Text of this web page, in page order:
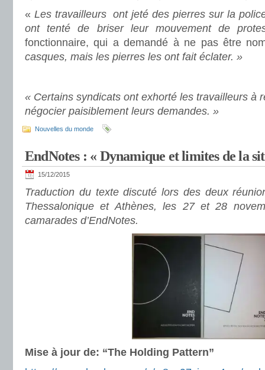
« Les travailleurs ont jeté des pierres sur la
ont tenté de briser leur mouvement de
fonctionnaire, qui a demandé à ne pas être
casques, mais les pierres les ont fait éclater. »
« Certains syndicats ont exhorté les travailleurs à
négocier paisiblement leurs demandes. »
Nouvelles du monde
EndNotes : « Dynamique et limites de la
15/12/2015
Traduction du texte discuté lors des deux
Thessalonique et Athènes, les 27 et 28
camarades d’EndNotes.
Mise à jour de: “The Holding Pattern”